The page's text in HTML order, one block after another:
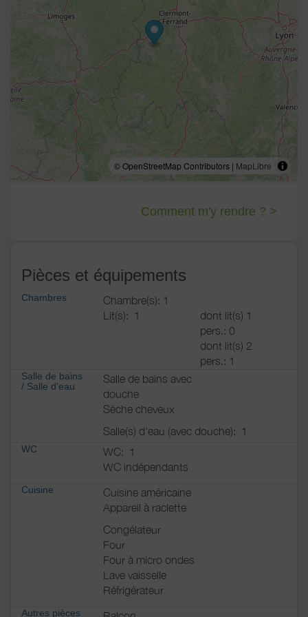
A noter que Sandrine la propriétaire, praticienne certifiée
en massages bien-être, offre aux dames un véritable
moment de détente et de sérénité, sur demande.
Massages du dos, des pieds et du visage au tarif de 25€
pour une durée de 40 minutes, ou un massage complet
postérieur au tarif de 45€ pour une heure. À partir
novembre 2024, elle proposera également le massage
bien être chi nei tsang.
© OpenStreetMap Contributors | MapLibre
Comment m'y rendre ? >
Pièces et équipements
Chambres
Chambre(s): 1
Lit(s):
1
dont lit(s) 1
pers.: 0
dont lit(s) 2
pers.: 1
Salle de bains
/ Salle d'eau
Salle de bains avec
douche
Sèche cheveux
Salle(s) d'eau (avec douche):
1
WC WC:
1
WC indépendants
Cuisine
Cuisine américaine
Appareil à raclette
Congélateur
Four
Four à micro ondes
Lave vaisselle
Réfrigérateur
Autres pièces